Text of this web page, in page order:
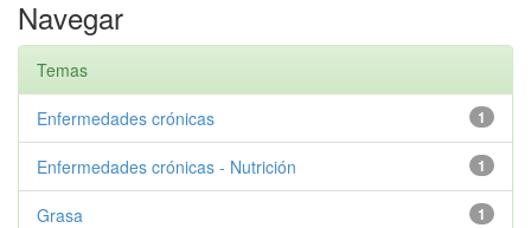
Navegar
Temas
1
Enfermedades crónicas
1
Enfermedades crónicas - Nutrición
1
Grasa